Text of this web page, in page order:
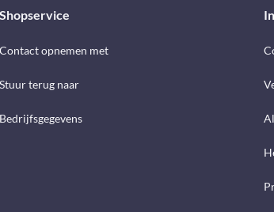
Shopservice
Contact opnemen met
Stuur terug naar
Bedrijfsgegevens